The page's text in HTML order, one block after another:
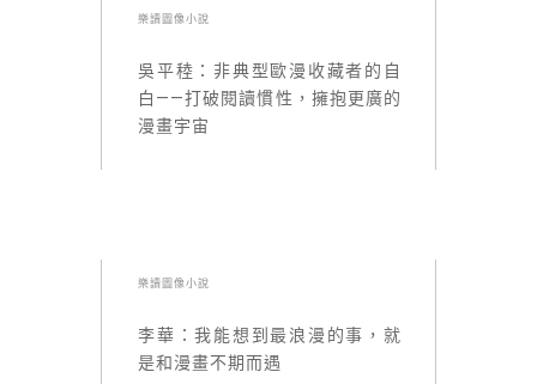
吳平稑：非典型歐漫收藏者的自
白——打破閱讀慣性，擁抱更廣的
漫畫宇宙
樂讀圖像小說
李華：我能想到最浪漫的事，就
是和漫畫不期而遇
樂讀圖像小說